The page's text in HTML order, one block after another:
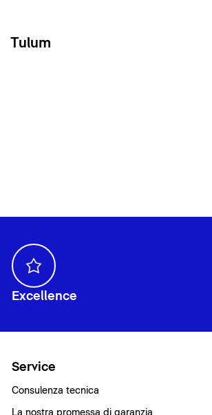
Tulum
Excellence
Service
Consulenza tecnica
La nostra promessa di garanzia